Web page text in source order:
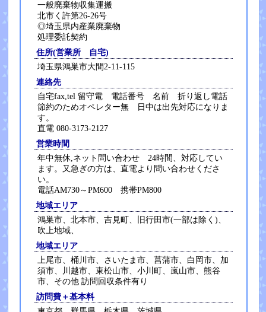
一般廃棄物収集運搬
北市く許第26-26号
◎埼玉県内産業廃棄物
処理委託契約
住所(営業所 自宅)
埼玉県鴻巣市大間2-11-115
連絡先
自宅fax,tel 留守電 電話番号 名前 折り返し電話
節約のためオペレター無 日中は出先対応になりま
す。
直電 080-3173-2127
営業時間
年中無休,ネット問い合わせ 24時間、対応してい
ます。又急ぎの方は、直電より問い合わせくださ
い。
電話AM730～PM600 携帯PM800
地域エリア
鴻巣市、北本市、吉見町、旧行田市(一部は除く)、
吹上地域、
地域エリア
上尾市、桶川市、さいたま市、菖蒲市、白岡市、加
須市、川越市、東松山市、小川町、嵐山市、熊谷
市、その他 訪問回収条件有り
訪問費＋基本料